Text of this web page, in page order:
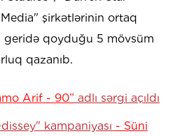
şirkətlərinin ortaq
geridə qoyduğu 5 mövsüm
qazanıb.
Arif - 90” adlı sərgi açıldı
kampaniyası - Süni